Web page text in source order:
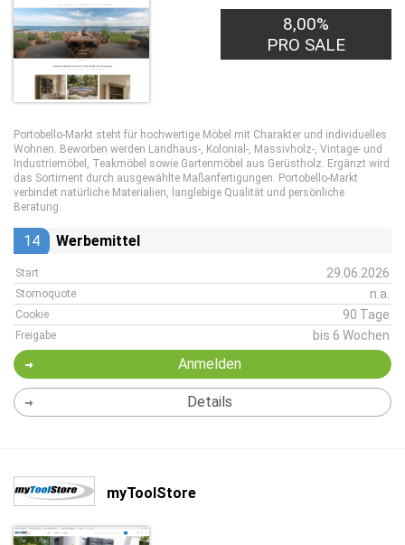
8,00%
PRO SALE
Portobello-Markt steht für hochwertige Möbel mit Charakter und individuelles
Wohnen. Beworben werden Landhaus-, Kolonial-, Massivholz-, Vintage- und
Industriemöbel, Teakmöbel sowie Gartenmöbel aus Gerüstholz. Ergänzt wird
das Sortiment durch ausgewählte Maßanfertigungen. Portobello-Markt
verbindet natürliche Materialien, langlebige Qualität und persönliche
Beratung.
14 Werbemittel
Start 29.06.2026
Stornoquote n.a.
Cookie 90 Tage
Freigabe bis 6 Wochen
Anmelden
Details
myToolStore